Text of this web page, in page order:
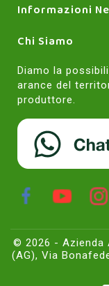
Informazioni
Chi Siamo
Diamo la
arance del
produttore.
© 2026 - Azienda
(AG), Via